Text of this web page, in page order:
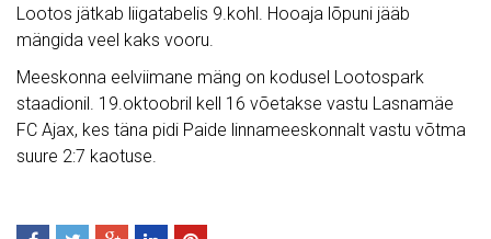
Lootos jätkab liigatabelis 9.kohl. Hooaja lõpuni jääb
mängida veel kaks vooru.
Meeskonna eelviimane mäng on kodusel Lootospark
staadionil. 19.oktoobril kell 16 võetakse vastu Lasnamäe
FC Ajax, kes täna pidi Paide linnameeskonnalt vastu võtma
suure 2:7 kaotuse.